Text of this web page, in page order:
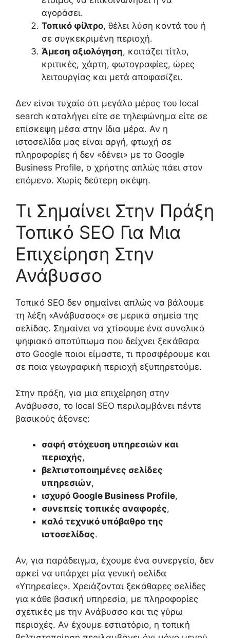
αγοράσει.
Τοπικό φίλτρο, θέλει λύση κοντά του ή
σε συγκεκριμένη περιοχή.
Άμεση αξιολόγηση, κοιτάζει τίτλο,
κριτικές, χάρτη, φωτογραφίες, ώρες
λειτουργίας και μετά αποφασίζει.
Δεν είναι τυχαίο ότι μεγάλο μέρος του local
search καταλήγει είτε σε τηλεφώνημα είτε σε
επίσκεψη μέσα στην ίδια μέρα. Αν η
ιστοσελίδα μας είναι αργή, φτωχή σε
πληροφορίες ή δεν «δένει» με το Google
Business Profile, ο χρήστης απλώς πάει στον
επόμενο. Χωρίς δεύτερη σκέψη.
Τι Σημαίνει Στην Πράξη
Τοπικό SEO Για Μια
Επιχείρηση Στην
Ανάβυσσο
Τοπικό SEO δεν σημαίνει απλώς να βάλουμε
τη λέξη «Ανάβυσσος» σε μερικά σημεία της
σελίδας. Σημαίνει να χτίσουμε ένα συνολικό
ψηφιακό αποτύπωμα που δείχνει ξεκάθαρα
στο Google ποιοι είμαστε, τι προσφέρουμε και
σε ποια γεωγραφική περιοχή εξυπηρετούμε.
Στην πράξη, για μια επιχείρηση στην
Ανάβυσσο, το local SEO περιλαμβάνει πέντε
βασικούς άξονες:
σαφή στόχευση υπηρεσιών και
περιοχής,
βελτιστοποιημένες σελίδες
υπηρεσιών,
ισχυρό Google Business Profile,
συνεπείς τοπικές αναφορές,
καλό τεχνικό υπόβαθρο της
ιστοσελίδας.
Αν, για παράδειγμα, έχουμε ένα συνεργείο, δεν
αρκεί να υπάρχει μία γενική σελίδα
«Υπηρεσίες». Χρειάζονται ξεκάθαρες σελίδες
για κάθε βασική υπηρεσία, με πληροφορίες
σχετικές με την Ανάβυσσο και τις γύρω
περιοχές. Αν έχουμε εστιατόριο, η τοπική